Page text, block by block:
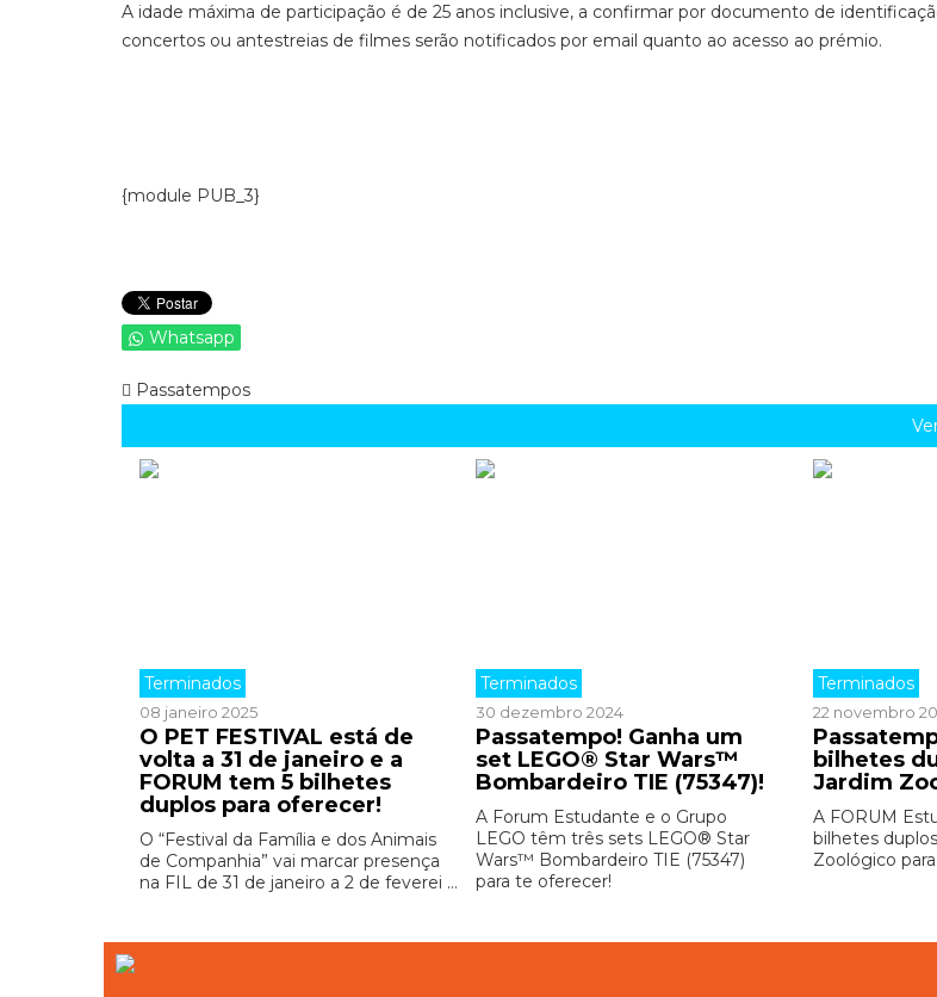
A idade máxima de participação é de 25 anos inclusive, a confirmar por documento de
concertos ou antestreias de filmes serão notificados por email quanto ao acesso ao prémio.
{module PUB_3}
Whatsapp
Passatempos
Terminados
08 janeiro 2025
O PET FESTIVAL está de
volta a 31 de janeiro e a
FORUM tem 5 bilhetes
duplos para oferecer!
O “Festival da Família e dos Animais
de Companhia” vai marcar presença
na FIL de 31 de janeiro a 2 de feverei ...
Terminados
30 dezembro 2024
Passatempo! Ganha um
set LEGO® Star Wars™
Bombardeiro TIE (75347)!
A Forum Estudante e o Grupo
LEGO têm três sets LEGO® Star
Wars™ Bombardeiro TIE (75347)
para te oferecer!
Terminados
22 novembro
bilhetes
Jardim
A FORUM
bilhetes
Zoológico